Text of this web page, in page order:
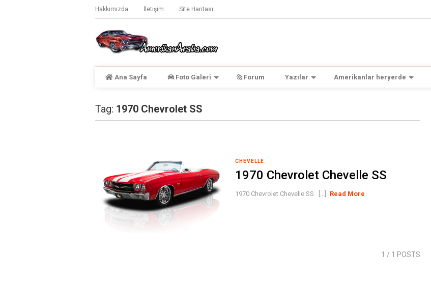
Hakkımızda İletişim Site Haritası
Ana Sayfa Foto Galeri Forum Yazılar Amerikanlar heryerde
Tag: 1970 Chevrolet SS
CHEVELLE
1970 Chevrolet Chevelle SS
1970 Chevrolet Chevelle SS [...] Read More
1 / 1 POSTS